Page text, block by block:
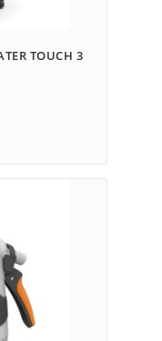
TOUCH 3